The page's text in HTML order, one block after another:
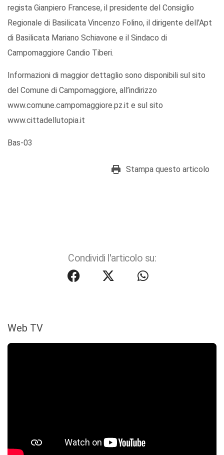
regista Gianpiero Francese, il presidente del Consiglio
Regionale di Basilicata Vincenzo Folino, il dirigente dell'Apt
di Basilicata Mariano Schiavone e il Sindaco di
Campomaggiore Candio Tiberi.
Informazioni di maggior dettaglio sono disponibili sul sito
del Comune di Campomaggiore, all’indirizzo
www.comune.campomaggiore.pz.it e sul sito
www.cittadellutopia.it
Bas-03
Stampa questo articolo
Condividi l'articolo su:
Web TV